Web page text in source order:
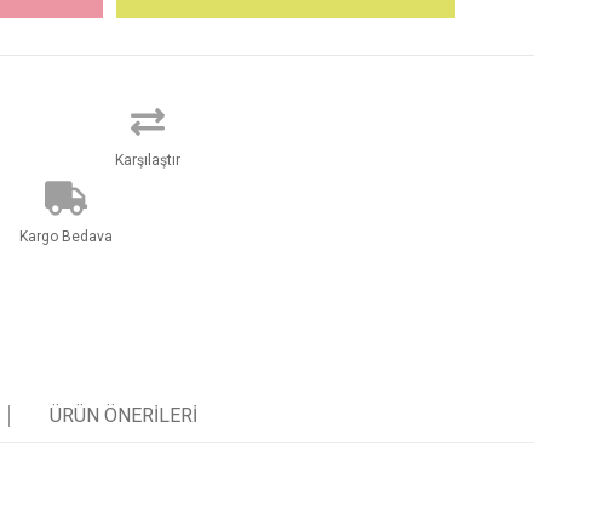
Karşılaştır
Kargo Bedava
ÜRÜN ÖNERILERI